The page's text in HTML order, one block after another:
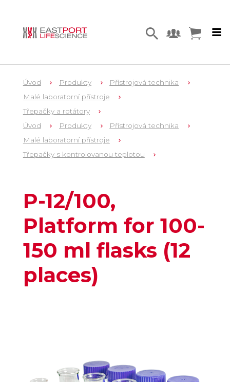
Úvod Produkty
Přístrojová technika
Malé laboratorní přístroje
Třepačky a rotátory
Úvod
Produkty
Přístrojová technika
Malé laboratorní přístroje
Třepačky s kontrolovanou teplotou
P-12/100,
Platform for 100-
150 ml flasks (12
places)